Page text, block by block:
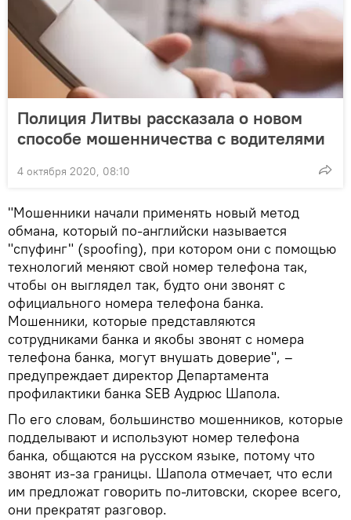
Полиция Литвы рассказала о новом
способе мошенничества с водителями
4 октября 2020, 08:10
"Мошенники начали применять новый метод
обмана, который по-английски называется
"спуфинг" (spoofing), при котором они с помощью
технологий меняют свой номер телефона так,
чтобы он выглядел так, будто они звонят с
официального номера телефона банка.
Мошенники, которые представляются
сотрудниками банка и якобы звонят с номера
телефона банка, могут внушать доверие", –
предупреждает директор Департамента
профилактики банка SEB Аудрюс Шапола.
По его словам, большинство мошенников, которые
подделывают и используют номер телефона
банка, общаются на русском языке, потому что
звонят из-за границы. Шапола отмечает, что если
им предложат говорить по-литовски, скорее всего,
они прекратят разговор.